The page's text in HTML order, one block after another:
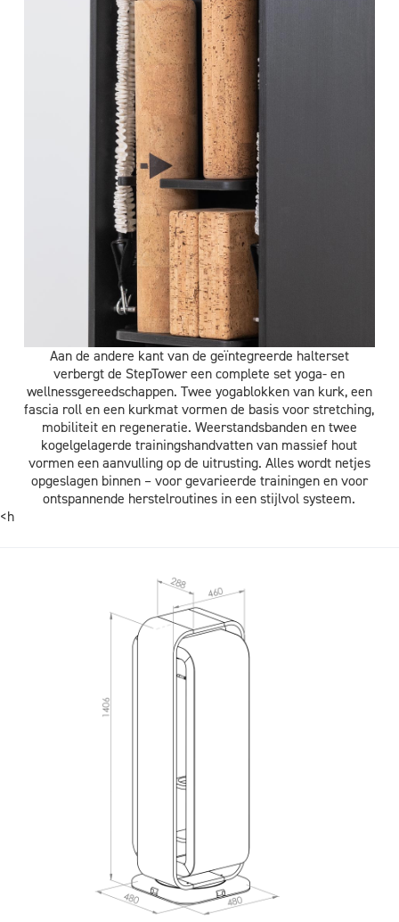
Aan de andere kant van de geïntegreerde halterset
verbergt de StepTower een complete set yoga- en
wellnessgereedschappen. Twee yogablokken van kurk, een
fascia roll en een kurkmat vormen de basis voor stretching,
mobiliteit en regeneratie. Weerstandsbanden en twee
kogelgelagerde trainingshandvatten van massief hout
vormen een aanvulling op de uitrusting. Alles wordt netjes
opgeslagen binnen – voor gevarieerde trainingen en voor
ontspannende herstelroutines in een stijlvol systeem.
<h